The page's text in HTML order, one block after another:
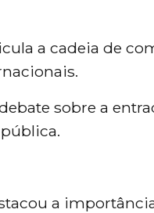
a cadeia de
sobre a
a